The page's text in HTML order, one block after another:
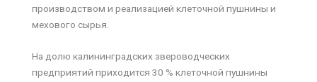
производством и реализацией клеточной пушнины и
мехового сырья.
На долю калининградских звероводческих
предприятий приходится 30 % клеточной пушнины